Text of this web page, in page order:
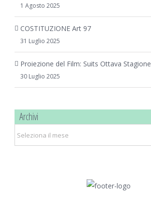
1 Agosto 2025
COSTITUZIONE Art 97
31 Luglio 2025
Proiezione del Film: Suits Ottava Stagione
30 Luglio 2025
Archivi